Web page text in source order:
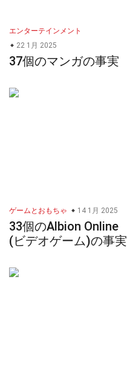
エンターテインメント
22 1月 2025
37個のマンガの事実
ゲームとおもちゃ 14 1月 2025
33個のAlbion Online
(ビデオゲーム)の事実